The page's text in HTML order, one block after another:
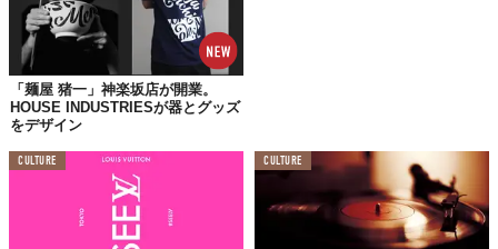
ある日、アームストロングがレコードを録音中に歌詞カードを落
としてしまい、苦肉の策として適当な音を充てて歌い続けたそう
です。あとからその録音を聴いてみたところ、出来が素晴らしか
ったため、そのままレコードとして販売しました。そしてこのレ
コードが大ヒットを記録したのです。これがスキャットの始まり
だと言われています。
これをきっかけに、歌詞を単にメロディに乗せて歌うのではな
く、時には楽器のように使い、アドリブを入れるというヴォーカ
ルの技法が編み出されました。
「麺屋 猪一」神楽坂店が開業。
HOUSE INDUSTRIESが器とグッズ
をデザイン
CULTURE CULTURE